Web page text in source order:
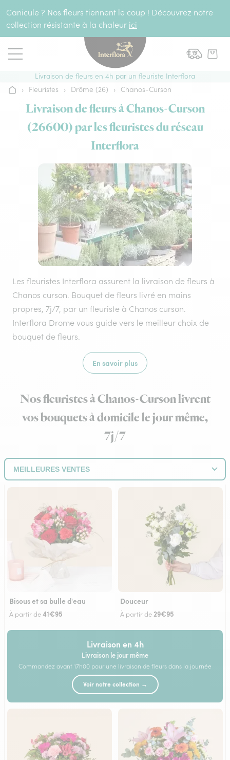
Canicule ? Nos fleurs tiennent le coup ! Découvrez notre
collection résistante à la chaleur ici
Livraison de fleurs en 4h par un fleuriste Interflora
Accueil
› Fleuristes › Drôme (26) › Chanos-Curson
Livraison de fleurs à Chanos-Curson
(26600) par les fleuristes du réseau
Interflora
Les fleuristes Interflora assurent la livraison de fleurs à
Chanos curson. Bouquet de fleurs livré en mains
propres, 7j/7, par un fleuriste à Chanos curson.
Interflora Drome vous guide vers le meilleur choix de
bouquet de fleurs.
En savoir plus
Nos fleuristes à Chanos-Curson livrent
vos bouquets à domicile le jour même,
7j/7
Bisous et sa bulle d'eau
À partir de41€95
Douceur
À partir de29€95
Livraison en 4h
Livraison le jour même
Commandez avant 17h00 pour une livraison de fleurs dans la journée
Voir notre collection →